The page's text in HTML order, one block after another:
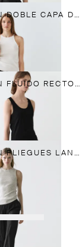
PANTALÓN DOBLE CAPA DETALLE LAZOS
PANTALÓN FLUIDO RECTO LINO
PANTALÓN PLIEGUES LANA EXTRAFINA